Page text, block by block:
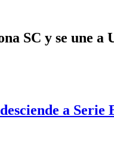
SC y se une a
a Serie